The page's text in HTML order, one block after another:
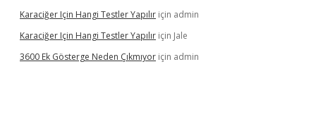
Karaciğer Için Hangi Testler Yapılır için admin
Karaciğer Için Hangi Testler Yapılır için Jale
3600 Ek Gösterge Neden Çıkmıyor için admin